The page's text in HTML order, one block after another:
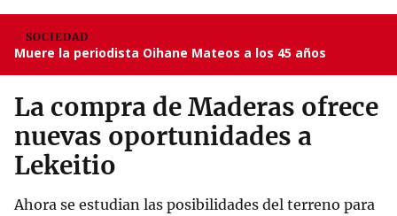
SOCIEDAD
Muere la periodista Oihane Mateos a los 45 años
La compra de Maderas ofrece
nuevas oportunidades a
Lekeitio
Ahora se estudian las posibilidades del terreno para